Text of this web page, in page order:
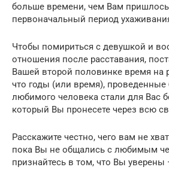
больше времени, чем Вам пришлось
первоначальный период
Чтобы помириться с девушкой и
отношения после расставания,
Вашей второй половинке время на
что годы (или время), проведенные
любимого человека стали для Вас
который Вы пронесете через всю
Расскажите честно, чего вам не
пока Вы не общались с любимым
признайтесь в том, что Вы уверены